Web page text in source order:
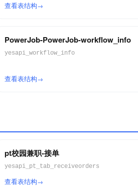
查看表结构
PowerJob-PowerJob-workflow_info
yesapi_workflow_info
查看表结构
pt校园兼职-接单
yesapi_pt_tab_receiveorders
查看表结构